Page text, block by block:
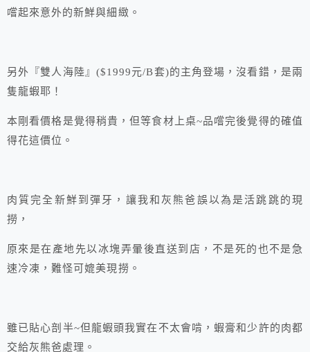
嚐起來意外的新鮮與細緻。
另外『雙人海陸』($1999元/B套)的主角登場，沒看錯，是兩
隻龍蝦耶！
本剛看價格是覺得稍貴，但等食材上桌~品嚐完後覺得的確值
得花這價位。
肉質完全新鮮到彈牙，讓我和灰熊爸誤以為是活跳跳的現
撈，
原來是在產地先以冰塊弄暈後直送到店，不是死的也不是急
速冷凍，難怪可媲美現撈。
雖已貼心剖半~但龍蝦頭我實在不太會啃，蝦膏和少許的肉都
交給灰熊爸處理。